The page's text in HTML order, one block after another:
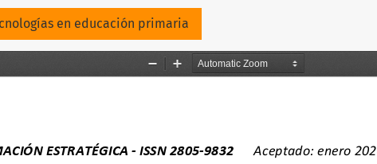
artículoen educación primaria